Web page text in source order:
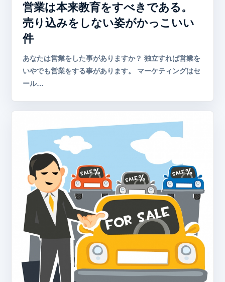
営業は本来教育をすべきである。
売り込みをしない姿がかっこいい
件
あなたは営業をした事がありますか？ 独立すれば営業を
いやでも営業をする事があります。 マーケティングはセ
ール…